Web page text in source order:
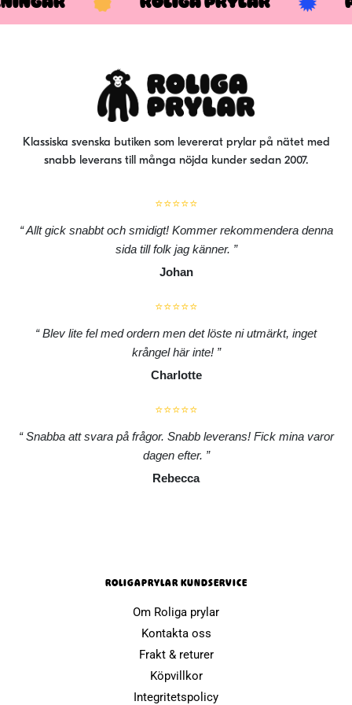
Klassiska svenska butiken som levererat prylar på nätet med
snabb leverans till många nöjda kunder sedan 2007.
⭐⭐⭐⭐⭐
Allt gick snabbt och smidigt! Kommer rekommendera denna
sida till folk jag känner.
Johan
⭐⭐⭐⭐⭐
Blev lite fel med ordern men det löste ni utmärkt, inget
krångel här inte!
Charlotte
⭐⭐⭐⭐⭐
Snabba att svara på frågor. Snabb leverans! Fick mina varor
dagen efter.
Rebecca
ROLIGAPRYLAR KUNDSERVICE
Om Roliga prylar
Kontakta oss
Frakt & returer
Köpvillkor
Integritetspolicy